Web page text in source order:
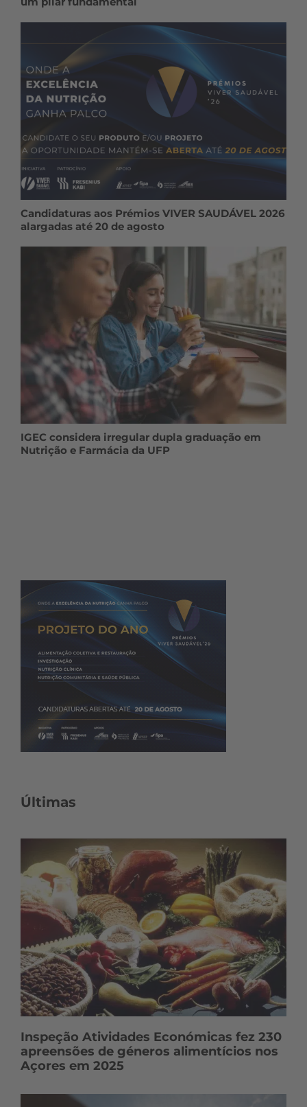
Candidaturas aos Prémios VIVER SAUDÁVEL 2026
alargadas até 20 de agosto
IGEC considera irregular dupla graduação em
Nutrição e Farmácia da UFP
Últimas
Inspeção Atividades Económicas fez 230
apreensões de géneros alimentícios nos
Açores em 2025